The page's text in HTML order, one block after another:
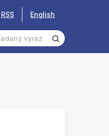
RSS English